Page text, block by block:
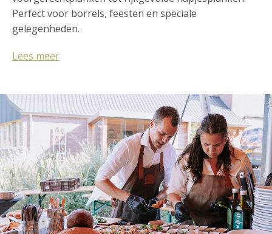
Perfect voor borrels, feesten en speciale
gelegenheden.
Lees meer